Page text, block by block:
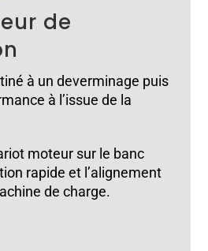
de
à un deverminage puis
à l’issue de la
moteur sur le banc
rapide et l’alignement
de charge.